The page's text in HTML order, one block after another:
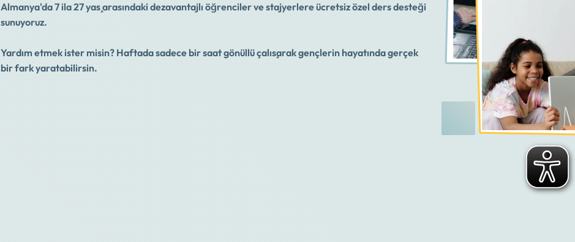
Almanya'da 7 ila 27 yaş arasındaki dezavantajlı öğrenciler ve stajyerlere ücretsiz özel ders desteği
sunuyoruz.
Yardım etmek ister misin? Haftada sadece bir saat gönüllü çalışarak gençlerin hayatında gerçek
bir fark yaratabilirsin.